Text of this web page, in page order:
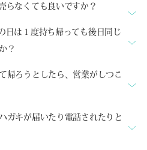
らなくても良いですか？
日は１度持ち帰っても後日同じ
？
帰ろうとしたら、営業がしつこ
ガキが届いたり電話されたりと